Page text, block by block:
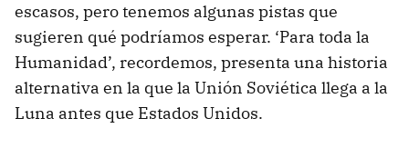
escasos, pero tenemos algunas pistas que
sugieren qué podríamos esperar. ‘Para toda la
Humanidad’, recordemos, presenta una historia
alternativa en la que la Unión Soviética llega a la
Luna antes que Estados Unidos.